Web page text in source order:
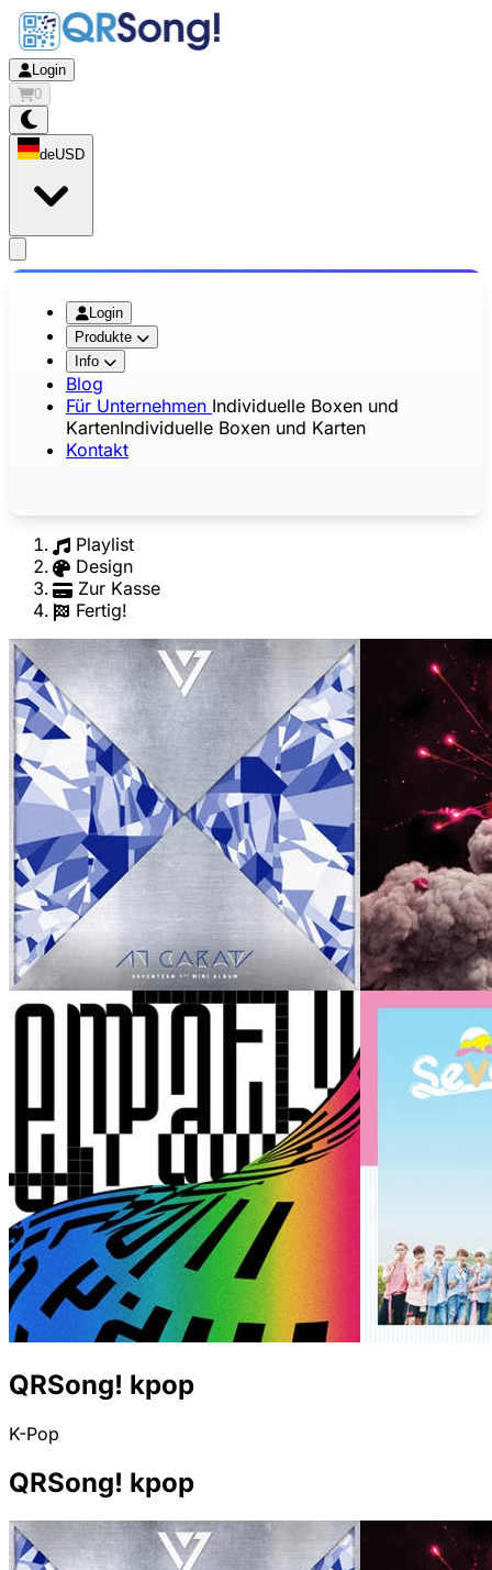
Login
0
deUSD
Login
Produkte
Info
Blog
Für Unternehmen Individuelle Boxen und
KartenIndividuelle Boxen und Karten
Kontakt
Playlist
Design
Zur Kasse
Fertig!
QRSong! kpop
K-Pop
QRSong! kpop